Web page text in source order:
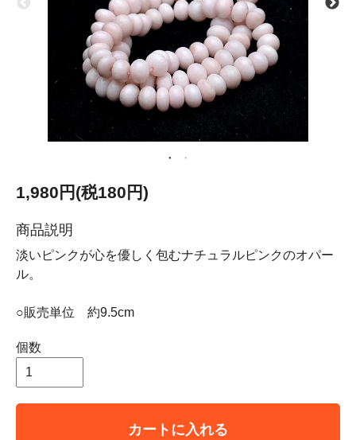
1,980円(税180円)
商品説明
淡いピンクが心を優しく包むナチュラルピンクのオパー
ル。
○販売単位 約9.5cm
個数
カートに入れる